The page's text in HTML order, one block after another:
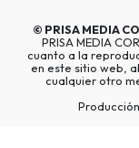
© PRISA MEDIA
PRISA MEDIA
cuanto a la
en este sitio web,
cualquier otro